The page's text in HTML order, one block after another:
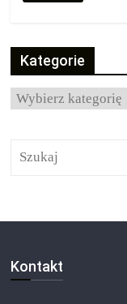
Kategorie
Kategorie
Kontakt